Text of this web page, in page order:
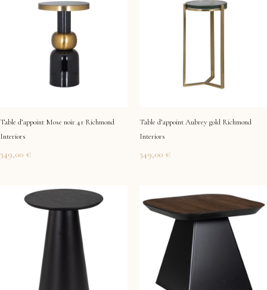
Table d’appoint Mose noir 41 Richmond
Interiors
349,00 €
Table d’appoint Aubrey gold Richmond
Interiors
349,00 €